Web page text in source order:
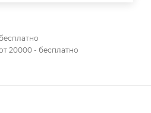
20000 - бесплатно